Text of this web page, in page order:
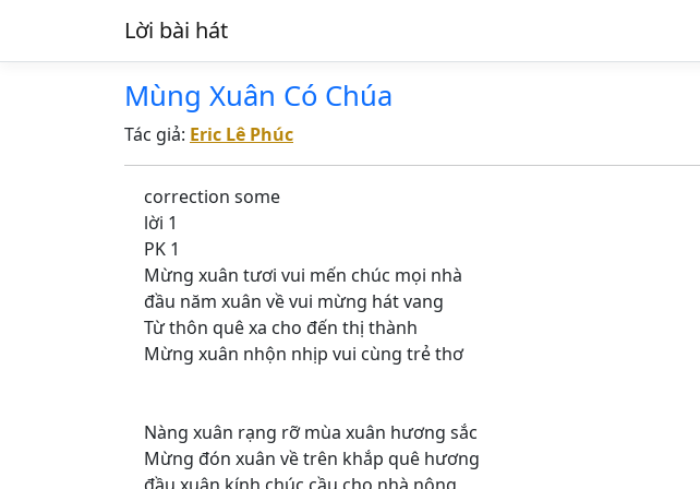
Lời bài hát
Mùng Xuân Có Chúa
Tác giả: Eric Lê Phúc
correction some
lời 1
PK 1
Mừng xuân tươi vui mến chúc mọi nhà
đầu năm xuân về vui mừng hát vang
Từ thôn quê xa cho đến thị thành
Mừng xuân nhộn nhịp vui cùng trẻ thơ
Nàng xuân rạng rỡ mùa xuân hương sắc
Mừng đón xuân về trên khắp quê hương